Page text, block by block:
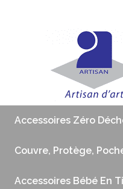
Accessoires Zéro
Couvre, Protège,
Accessoires Bébé En